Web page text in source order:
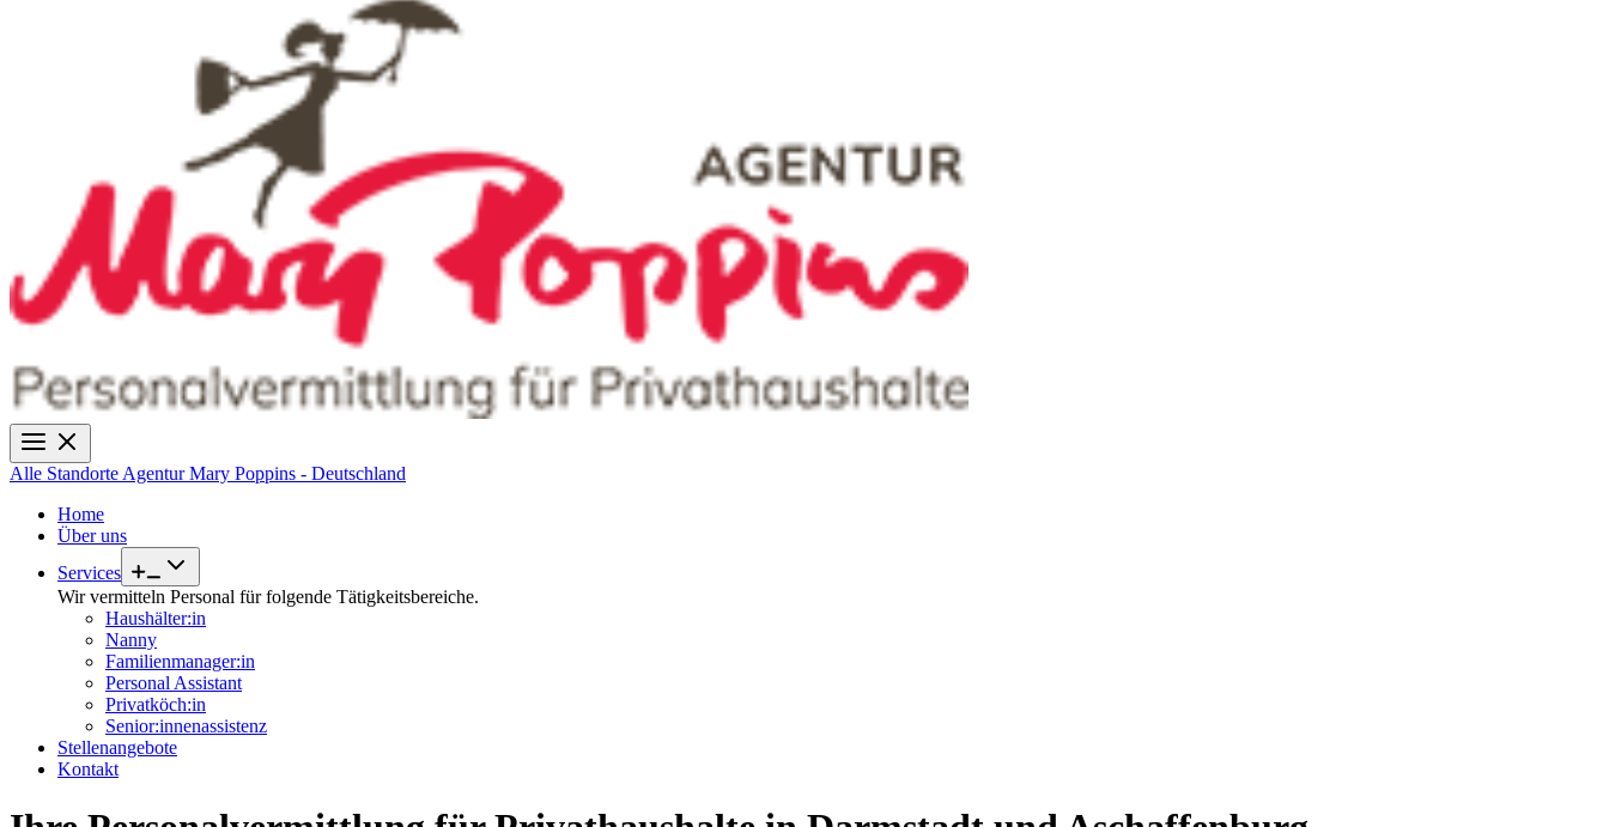
Alle Standorte Agentur Mary Poppins - Deutschland
Home
Über uns
Services
Wir vermitteln Personal für folgende Tätigkeitsbereiche.
Haushälter:in
Nanny
Familienmanager:in
Personal Assistant
Privatköch:in
Senior:innenassistenz
Stellenangebote
Kontakt